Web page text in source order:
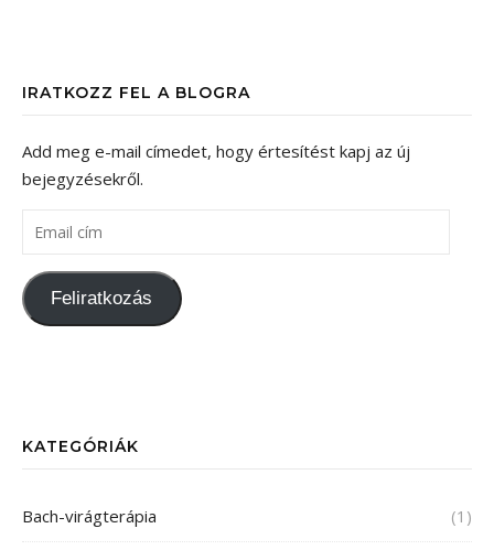
IRATKOZZ FEL A BLOGRA
Add meg e-mail címedet, hogy értesítést kapj az új
bejegyzésekről.
Feliratkozás
KATEGÓRIÁK
Bach-virágterápia (1)